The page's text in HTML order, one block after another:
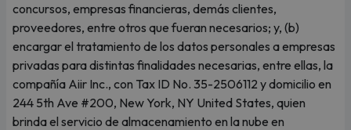
concursos, empresas financieras, demás clientes,
proveedores, entre otros que fueran necesarios; y, (b)
encargar el tratamiento de los datos personales a empresas
privadas para distintas finalidades necesarias, entre ellas, la
compañía Aiir Inc., con Tax ID No. 35-2506112 y domicilio en
244 5th Ave #200, New York, NY United States, quien
brinda el servicio de almacenamiento en la nube en